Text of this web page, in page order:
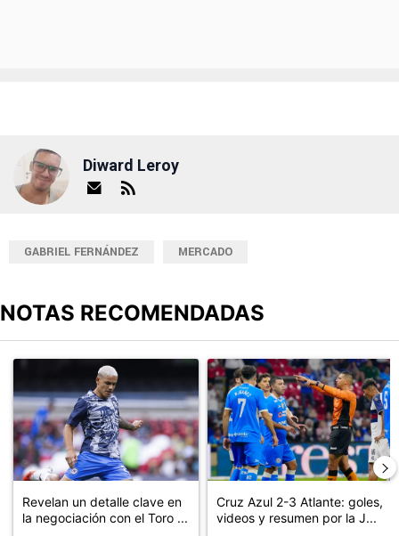
Diward Leroy
GABRIEL FERNÁNDEZ MERCADO
NOTAS RECOMENDADAS
Un artículo de tendencia con el título "Revelan un detalle clave
Revelan un detalle clave en
la negociación con el Toro ...
Un artículo de tendencia con el
Cruz Azul 2-3 Atlante: goles,
videos y resumen por la J...